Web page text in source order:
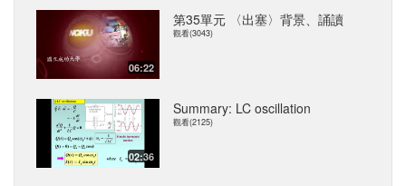
06:22
第35單元 〈出塞〉背景、誦讀
觀看(3043)
02:36
Summary: LC oscillation
觀看(2125)